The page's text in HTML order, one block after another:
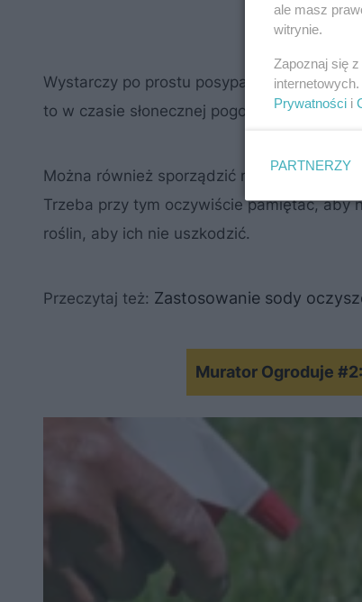
Wystarczy po prostu posypać miejsca,
to w czasie słonecznej pogody – efekt
Można również sporządzić roztwór wodny
Trzeba przy tym oczywiście pamiętać, aby
roślin, aby ich nie uszkodzić.
Przeczytaj też: Zastosowanie sody
Murator Ogroduje
ale masz
witrynie.
Zapoznaj się
Prywatności i
PARTNERZY